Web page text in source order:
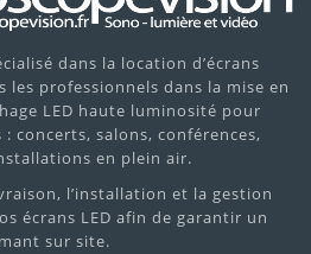
dans la location d’écrans
les professionnels dans la mise en
LED haute luminosité pour
concerts, salons, conférences,
en plein air.
l’installation et la gestion
écrans LED afin de garantir un
sur site.